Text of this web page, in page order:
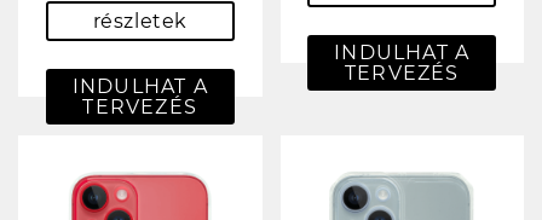
részletek
INDULHAT A
TERVEZÉS
INDULHAT A
TERVEZÉS